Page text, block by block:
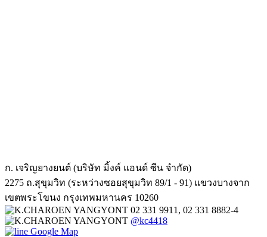
ก. เจริญยางยนต์ (บริษัท มิ้งค์ แอนด์ ซีน จำกัด)
2275 ถ.สุขุมวิท (ระหว่างซอยสุขุมวิท 89/1 - 91) แขวงบางจาก
เขตพระโขนง กรุงเทพมหานคร 10260
02 331 9911, 02 331 8882-4
@kc4418
Google Map